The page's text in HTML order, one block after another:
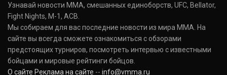
Donald Cerrone
(36-15-0, 1)
Исраэль Адесанья
Israel Adesanya
(19-0-0, 0)
Узнавай новости ММА, смешанных единоборств, UFC, Bellator,
Fight Nights, M-1, ACB.
Мы собираем для вас последние новости из мира ММА. На
сайте вы всегда сможете ознакомиться с обзорами
предстоящих турниров, посмотреть интервью с известными
бойцами и мировые рейтинги бойцов.
О сайте Реклама на сайте -- info@vmma.ru